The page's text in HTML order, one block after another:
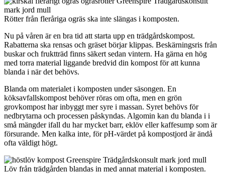
Rötter från fleråriga ogräs ska inte slängas i komposten.
Nu på våren är en bra tid att starta upp en trädgårdskompost.
Rabatterna ska rensas och gräset börjar klippas. Beskärningsris från
buskar och fruktträd finns säkert sedan vintern. Ha gärna en hög
med torra material liggande bredvid din kompost för att kunna
blanda i när det behövs.
Blanda om materialet i komposten under säsongen. En
köksavfallskompost behöver röras om ofta, men en grön
grovkompost har inbyggt mer syre i massan. Syret behövs för
nedbrytarna och processen påskyndas. Algomin kan du blanda i i
små mängder ifall du har mycket barr, eklöv eller kaffesump som är
försurande. Men kalka inte, för pH-värdet på kompostjord är ändå
ofta väldigt högt.
Löv från trädgården blandas in med annat material i komposten.